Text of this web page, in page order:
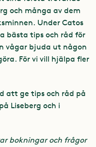
och många av dem
Under Catos
bästa tips och råd för
vågar bjuda ut någon
För vi vill hjälpa fler
att ge tips och råd på
Liseberg och i
bokningar och frågor